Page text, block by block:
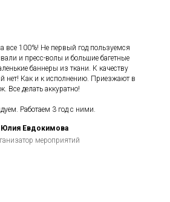
все 100%! Не первый год пользуемся
и пресс-волы и большие багетные
баннеры из ткани. К качеству
нет! Как и к исполнению. Приезжают в
Все делать аккуратно!
Работаем 3 год с ними.
Юлия Евдокимова
мероприятий